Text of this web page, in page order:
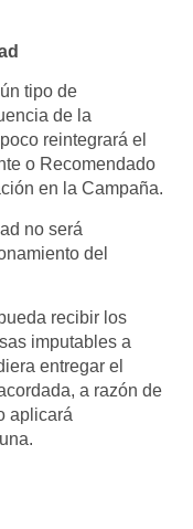
tipo de
de la
reintegrará el
o Recomendado
en la Campaña.
no será
del
recibir los
imputables a
entregar el
a razón de
aplicará